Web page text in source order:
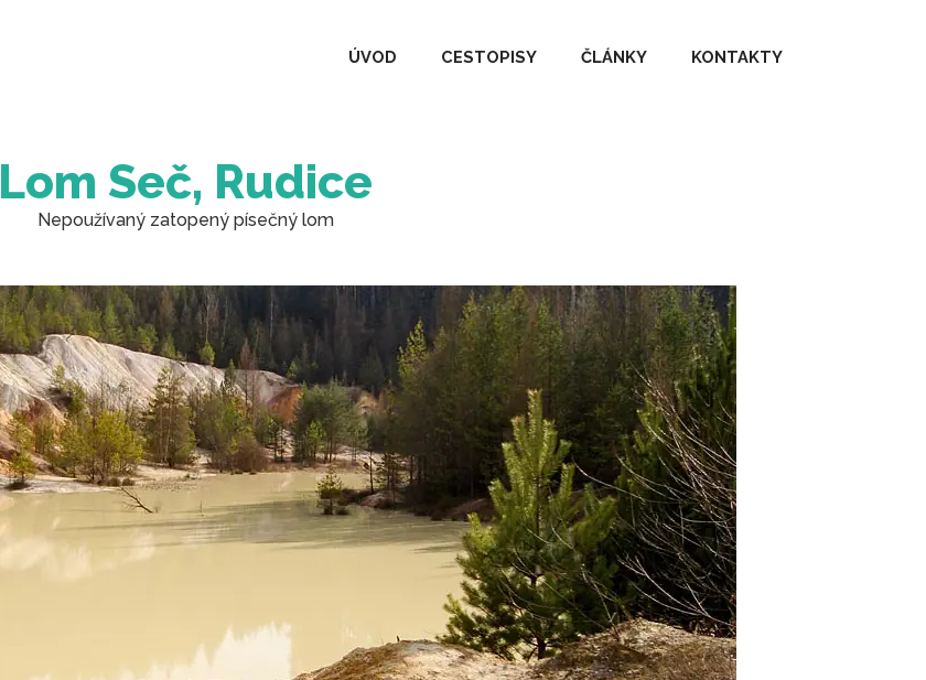
ÚVOD CESTOPISY ČLÁNKY KONTAKTY
Lom Seč, Rudice
Nepoužívaný zatopený písečný lom